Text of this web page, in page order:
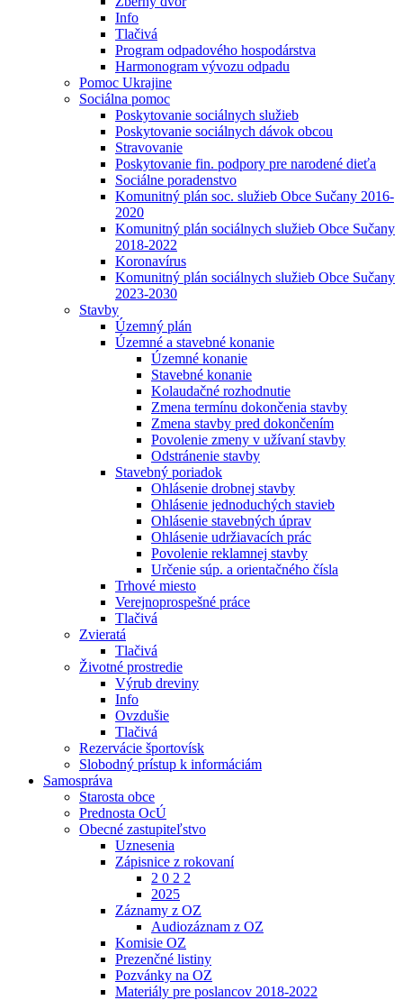
Info
Tlačivá
Program odpadového hospodárstva
Harmonogram vývozu odpadu
Pomoc Ukrajine
Sociálna pomoc
Poskytovanie sociálnych služieb
Poskytovanie sociálnych dávok obcou
Stravovanie
Poskytovanie fin. podpory pre narodené dieťa
Sociálne poradenstvo
Komunitný plán soc. služieb Obce Sučany 2016-
2020
Komunitný plán sociálnych služieb Obce Sučany
2018-2022
Koronavírus
Komunitný plán sociálnych služieb Obce Sučany
2023-2030
Stavby
Územný plán
Územné a stavebné konanie
Územné konanie
Stavebné konanie
Kolaudačné rozhodnutie
Zmena termínu dokončenia stavby
Zmena stavby pred dokončením
Povolenie zmeny v užívaní stavby
Odstránenie stavby
Stavebný poriadok
Ohlásenie drobnej stavby
Ohlásenie jednoduchých stavieb
Ohlásenie stavebných úprav
Ohlásenie udržiavacích prác
Povolenie reklamnej stavby
Určenie súp. a orientačného čísla
Trhové miesto
Verejnoprospešné práce
Tlačivá
Zvieratá
Tlačivá
Životné prostredie
Výrub dreviny
Info
Ovzdušie
Tlačivá
Rezervácie športovísk
Slobodný prístup k informáciám
Samospráva
Starosta obce
Prednosta OcÚ
Obecné zastupiteľstvo
Uznesenia
Zápisnice z rokovaní
2 0 2 2
2025
Záznamy z OZ
Audiozáznam z OZ
Komisie OZ
Prezenčné listiny
Pozvánky na OZ
Materiály pre poslancov 2018-2022